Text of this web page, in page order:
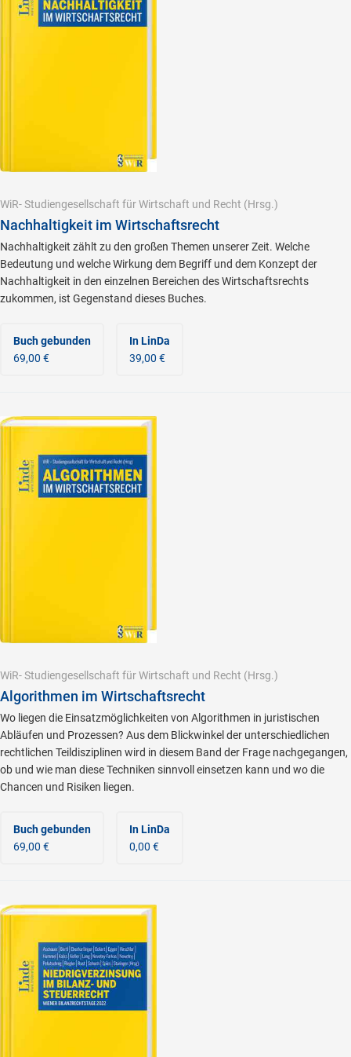
WiR- Studiengesellschaft für Wirtschaft und Recht (Hrsg.)
Nachhaltigkeit im Wirtschaftsrecht
Nachhaltigkeit zählt zu den großen Themen unserer Zeit. Welche
Bedeutung und welche Wirkung dem Begriff und dem Konzept der
Nachhaltigkeit in den einzelnen Bereichen des Wirtschaftsrechts
zukommen, ist Gegenstand dieses Buches.
Buch gebunden
69,00 €
In LinDa
39,00 €
WiR- Studiengesellschaft für Wirtschaft und Recht (Hrsg.)
Algorithmen im Wirtschaftsrecht
Wo liegen die Einsatzmöglichkeiten von Algorithmen in juristischen
Abläufen und Prozessen? Aus dem Blickwinkel der unterschiedlichen
rechtlichen Teildisziplinen wird in diesem Band der Frage nachgegangen,
ob und wie man diese Techniken sinnvoll einsetzen kann und wo die
Chancen und Risiken liegen.
Buch gebunden
69,00 €
In LinDa
0,00 €